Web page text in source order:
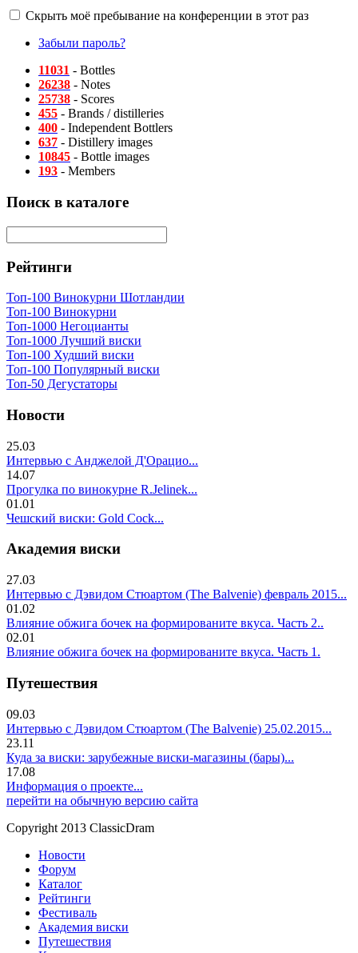
Скрыть моё пребывание на конференции в этот раз
Забыли пароль?
11031 - Bottles
26238 - Notes
25738 - Scores
455 - Brands / distilleries
400 - Independent Bottlers
637 - Distillery images
10845 - Bottle images
193 - Members
Поиск в каталоге
Рейтинги
Топ-100 Винокурни Шотландии
Топ-100 Винокурни
Топ-1000 Негоцианты
Топ-1000 Лучший виски
Топ-100 Худший виски
Топ-100 Популярный виски
Топ-50 Дегустаторы
Новости
25.03
Интервью с Анджелой Д'Орацио...
14.07
Прогулка по винокурне R.Jelinek...
01.01
Чешский виски: Gold Cock...
Академия виски
27.03
Интервью с Дэвидом Стюартом (The Balvenie) февраль 2015...
01.02
Влияние обжига бочек на формированите вкуса. Часть 2..
02.01
Влияние обжига бочек на формированите вкуса. Часть 1.
Путешествия
09.03
Интервью с Дэвидом Стюартом (The Balvenie) 25.02.2015...
23.11
Куда за виски: зарубежные виски-магазины (бары)...
17.08
Информация о проекте...
перейти на обычную версию сайта
Copyright 2013 ClassicDram
Новости
Форум
Каталог
Рейтинги
Фестиваль
Академия виски
Путешествия